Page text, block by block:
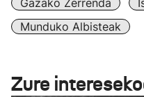
Gazako Zerrenda
Munduko Albisteak
Zure